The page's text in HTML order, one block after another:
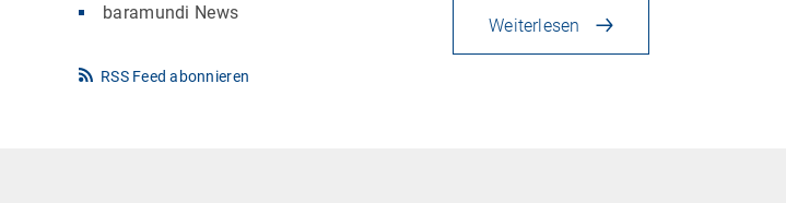
baramundi News
RSS Feed abonnieren
Weiterlesen